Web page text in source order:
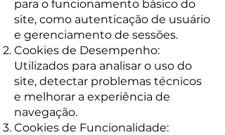
para o funcionamento básico do
site, como autenticação de usuário
e gerenciamento de sessões.
Cookies de Desempenho:
Utilizados para analisar o uso do
site, detectar problemas técnicos
e melhorar a experiência de
navegação.
Cookies de Funcionalidade: